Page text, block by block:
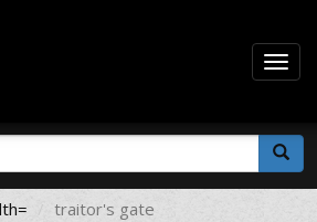
traitor's gate